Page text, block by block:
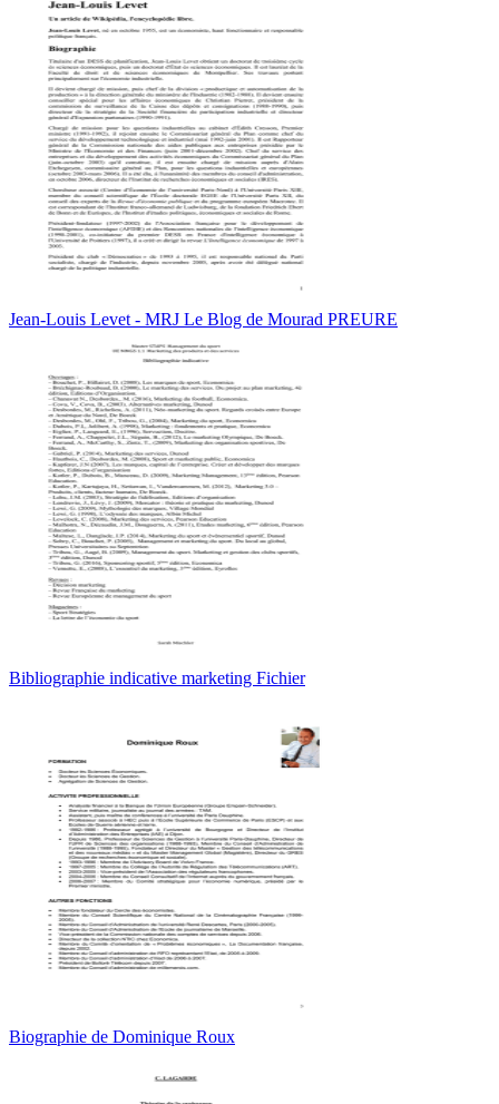
Jean-Louis Levet - MRJ Le Blog de Mourad PREURE
Bibliographie indicative marketing Fichier
Biographie de Dominique Roux